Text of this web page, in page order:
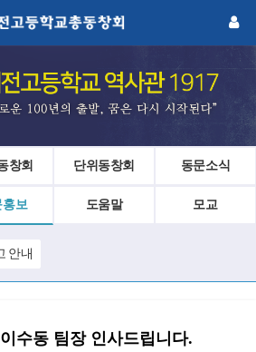
창회 단위동창회 동문소식
홍보 도움말 모교
안내
수동 팀장 인사드립니다.